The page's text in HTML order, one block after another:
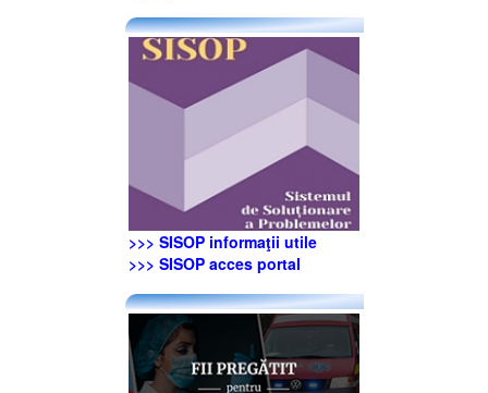
>>> SISOP informaţii utile
>>> SISOP acces portal